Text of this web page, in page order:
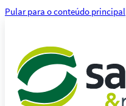
Pular para o conteúdo principal